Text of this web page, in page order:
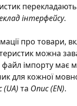
інтерфейсу.
про товари,
можна
файл імпорту має
для кожної
(UA) та Опис (EN).